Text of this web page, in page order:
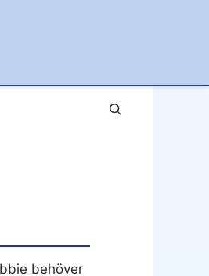
behöver